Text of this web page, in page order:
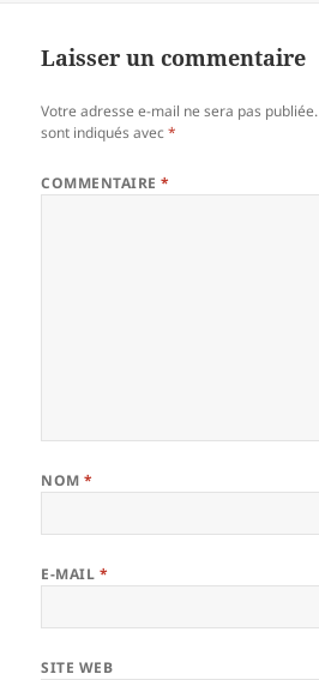
o
o
k
er
Laisser un commentaire
Votre adresse e-mail ne sera pas publiée.
sont indiqués avec*
COMMENTAIRE*
NOM*
E-MAIL *
SITE WEB